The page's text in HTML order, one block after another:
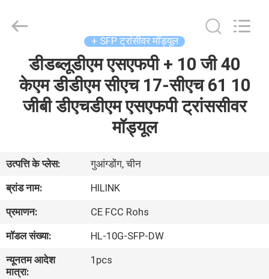
उत्पाद
बारे
में
कारखाने
का
दौरा
Technology
Co.,Ltd..
+ SFP ट्रांसीवर मॉड्यूल
डीडब्लूडीएम एसएफपी + 10 जी 40
केएम डीडीएम सीएच 17-सीएच 61 10
जीबी डीएचडीएम एसएफपी ट्रांससीवर
मॉड्यूल
उत्पत्ति के प्लेस:
गुआंग्डोंग, चीन
ब्रांड नाम:
HILINK
प्रमाणन:
CE FCC Rohs
मॉडल संख्या:
HL-10G-SFP-DW
न्यूनतम आदेश
मात्रा:
1pcs